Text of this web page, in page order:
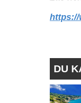
https://
DU